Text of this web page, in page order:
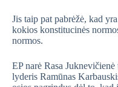
Jis taip pat pabrėžė, kad
kokios konstitucinės
normos.
EP narė Rasa
lyderis Ramūnas